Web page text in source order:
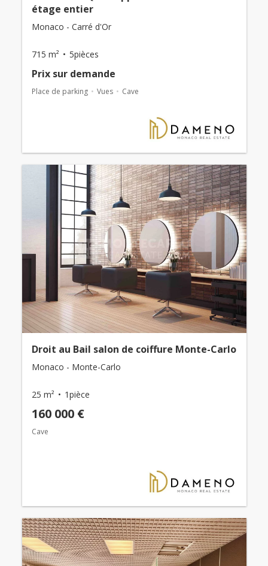
étage entier
Monaco - Carré d'Or
715 m² 5pièces
Prix ​​sur demande
Place de parking Vues Cave
Droit au Bail salon de coiffure Monte-Carlo
Monaco - Monte-Carlo
25 m² 1pièce
160 000 €
Cave